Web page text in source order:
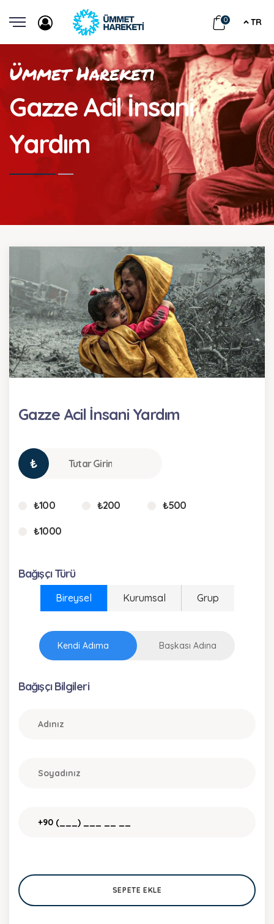
0 TR
Ümmet Hareketi
Gazze Acil İnsani
Yardım
Gazze Acil İnsani Yardım
₺
₺100 ₺200 ₺500
₺1000
Bağışçı Türü
Bireysel Kurumsal Grup
Kendi Adıma Başkası Adına
Bağışçı Bilgileri
SEPETE EKLE